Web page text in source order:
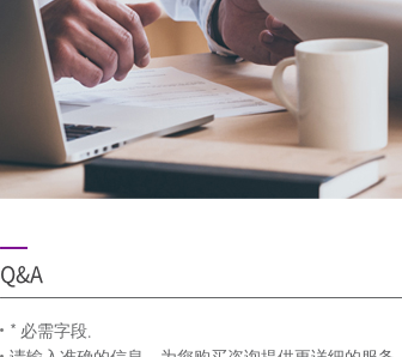
Q&A
* 必需字段.